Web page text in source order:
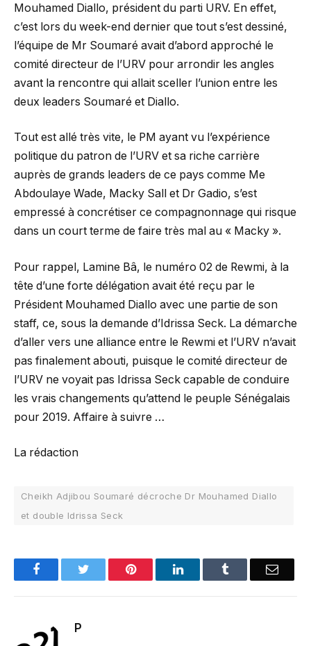
Mouhamed Diallo, président du parti URV. En effet,
c’est lors du week-end dernier que tout s’est dessiné,
l’équipe de Mr Soumaré avait d’abord approché le
comité directeur de l’URV pour arrondir les angles
avant la rencontre qui allait sceller l’union entre les
deux leaders Soumaré et Diallo.
Tout est allé très vite, le PM ayant vu l’expérience
politique du patron de l’URV et sa riche carrière
auprès de grands leaders de ce pays comme Me
Abdoulaye Wade, Macky Sall et Dr Gadio, s’est
empressé à concrétiser ce compagnonnage qui risque
dans un court terme de faire très mal au « Macky ».
Pour rappel, Lamine Bâ, le numéro 02 de Rewmi, à la
tête d’une forte délégation avait été reçu par le
Président Mouhamed Diallo avec une partie de son
staff, ce, sous la demande d’Idrissa Seck. La démarche
d’aller vers une alliance entre le Rewmi et l’URV n’avait
pas finalement abouti, puisque le comité directeur de
l’URV ne voyait pas Idrissa Seck capable de conduire
les vrais changements qu’attend le peuple Sénégalais
pour 2019. Affaire à suivre …
La rédaction
Cheikh Adjibou Soumaré décroche Dr Mouhamed Diallo
et double Idrissa Seck
FacebookTwitter Pinterest LinkedInTumblr Email
P